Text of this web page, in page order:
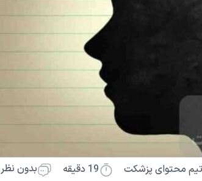
تیم محتوای پزشکت 19 دقیقه
بدون نظر